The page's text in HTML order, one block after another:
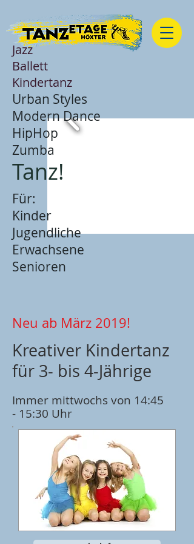
Jazz
Ballett
Kindertanz
Urban Styles
Modern Dance
HipHop
Zumba
Für:
Kinder
Jugendliche
Erwachsene
Senioren
Tanz!
Neu ab März 2019!
Kreativer Kindertanz
für 3- bis 4-Jährige
Immer mittwochs von 14:45
- 15:30 Uhr